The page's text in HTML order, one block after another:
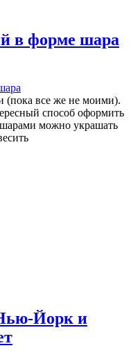
в форме шара
(пока все же не моими).
способ оформить
можно украшать
Йорк и